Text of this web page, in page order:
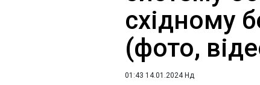
східному
(фото,
01:43 14.01.2024 Нд